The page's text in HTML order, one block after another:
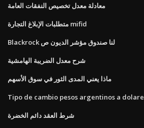
معادلة معدل تخصيص النفقات العامة
متطلبات الإبلاغ التجارة mifid
Blackrock لنا صندوق مؤشر الديون ص
شرح معدل الضريبة الهامشية
ماذا يعني المدى الثور في سوق الأسهم
Tipo de cambio pesos argentinos a
شرط العقد دائم الخضرة